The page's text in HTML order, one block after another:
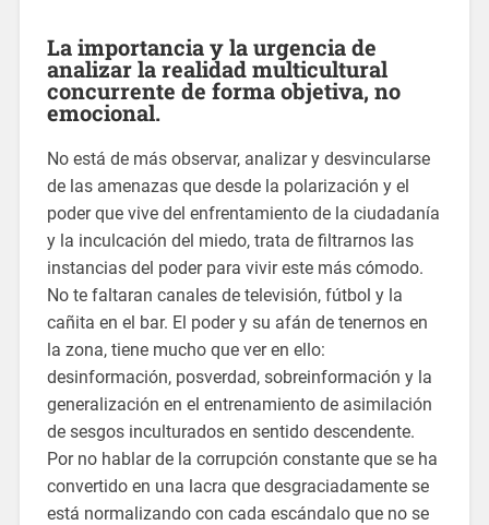
La importancia y la urgencia de
analizar la realidad multicultural
concurrente de forma objetiva, no
emocional.
No está de más observar, analizar y desvincularse
de las amenazas que desde la polarización y el
poder que vive del enfrentamiento de la ciudadanía
y la inculcación del miedo, trata de filtrarnos las
instancias del poder para vivir este más cómodo.
No te faltaran canales de televisión, fútbol y la
cañita en el bar. El poder y su afán de tenernos en
la zona, tiene mucho que ver en ello:
desinformación, posverdad, sobreinformación y la
generalización en el entrenamiento de asimilación
de sesgos inculturados en sentido descendente.
Por no hablar de la corrupción constante que se ha
convertido en una lacra que desgraciadamente se
está normalizando con cada escándalo que no se